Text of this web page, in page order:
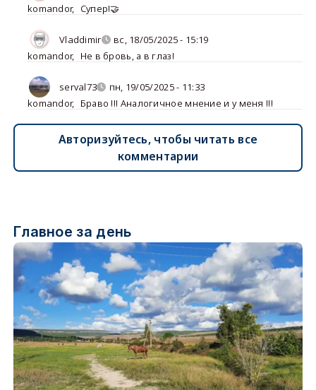
komandor, Супер!🤝
Vladdimir
вс, 18/05/2025 - 15:19
komandor, Не в бровь, а в глаз!
serval73
пн, 19/05/2025 - 11:33
komandor, Браво !!! Аналогичное мнение и у меня !!!
Авторизуйтесь, чтобы читать все
комментарии
Главное за день